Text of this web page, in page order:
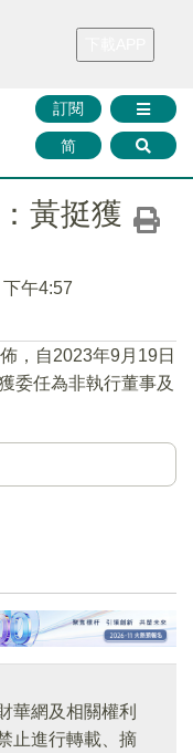
財華證券 媒體矩陣
訂閱
简
黃挺獲
午4:57
，自2023年9月19日
委任為非執行董事及
華網及相關權利
止進行轉載、摘